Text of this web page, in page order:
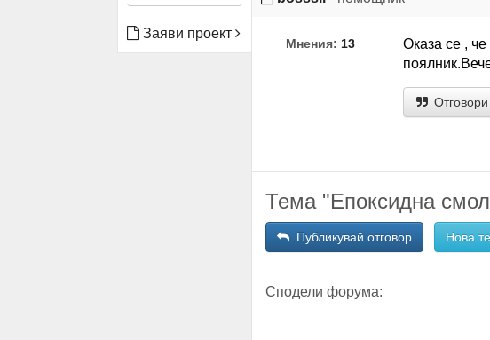
Заяви проект
Мнения: 13
Оказа се ,
Тема "Епоксидна
Публикувай отговор Нова
Сподели форума: